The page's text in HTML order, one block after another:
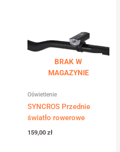
BRAK W
MAGAZYNIE
Oświetlenie
SYNCROS Przednie
światło rowerowe
159,00 zł